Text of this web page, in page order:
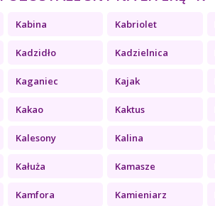
Kabina Kabriolet
Kadzidło Kadzielnica
Kaganiec Kajak
Kakao Kaktus
Kalesony Kalina
Kałuża Kamasze
Kamfora Kamieniarz